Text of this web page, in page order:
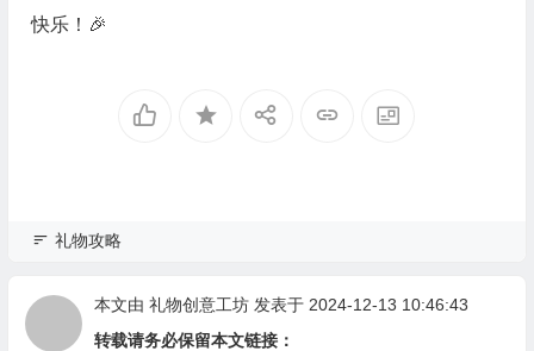
快乐！🎉
礼物攻略
本文由 礼物创意工坊发表于 2024-12-13 10:46:43
转载请务必保留本文链接：